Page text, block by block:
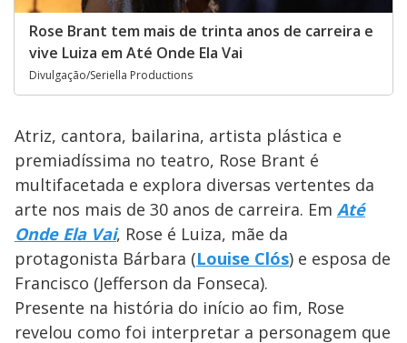
Rose Brant tem mais de trinta anos de carreira e
vive Luiza em Até Onde Ela Vai
Divulgação/Seriella Productions
Atriz, cantora, bailarina, artista plástica e
premiadíssima no teatro, Rose Brant é
multifacetada e explora diversas vertentes da
arte nos mais de 30 anos de carreira. Em Até
Onde Ela Vai, Rose é Luiza, mãe da
protagonista Bárbara (Louise Clós) e esposa de
Francisco (Jefferson da Fonseca).
Presente na história do início ao fim, Rose
revelou como foi interpretar a personagem que